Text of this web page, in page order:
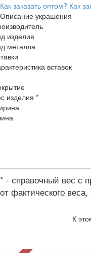
Как заказать оптом? Как
Описание украшения
изделия
металла
вставок
изделия *
* - справочный вес с
от фактического
К